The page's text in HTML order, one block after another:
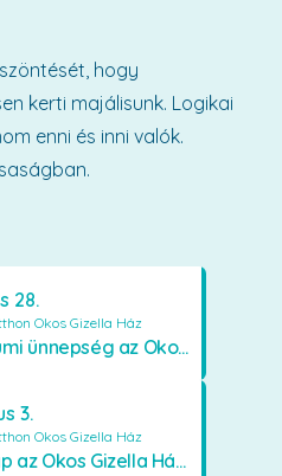
28.
Okos Gizella Ház
45. Jubileumi ünnepség az Okos Gizella Házban
3.
Okos Gizella Ház
Családi nap az Okos Gizella Házban
hogy
kerti majálisunk. Logikai
enni és inni valók.